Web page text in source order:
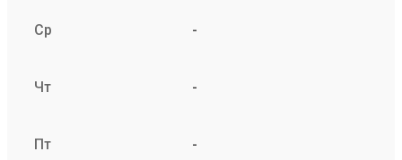
Ср -
Чт -
Пт -